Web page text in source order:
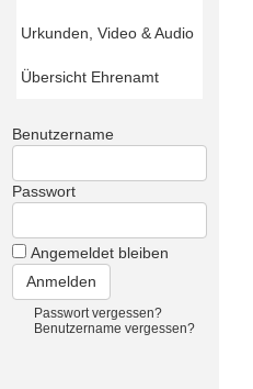
Urkunden, Video & Audio
Übersicht Ehrenamt
Benutzername
Passwort
Angemeldet bleiben
Passwort vergessen?
Benutzername vergessen?